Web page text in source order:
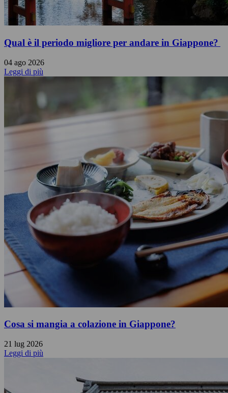
Qual è il periodo migliore per andare in Giappone?
04 ago 2026
Leggi di più
Cosa si mangia a colazione in Giappone?
21 lug 2026
Leggi di più